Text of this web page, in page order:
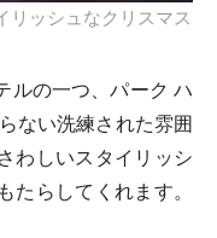
リッシュなクリスマス
ルの一つ、パーク ハ
ない洗練された雰囲
わしいスタイリッシ
たらしてくれます。